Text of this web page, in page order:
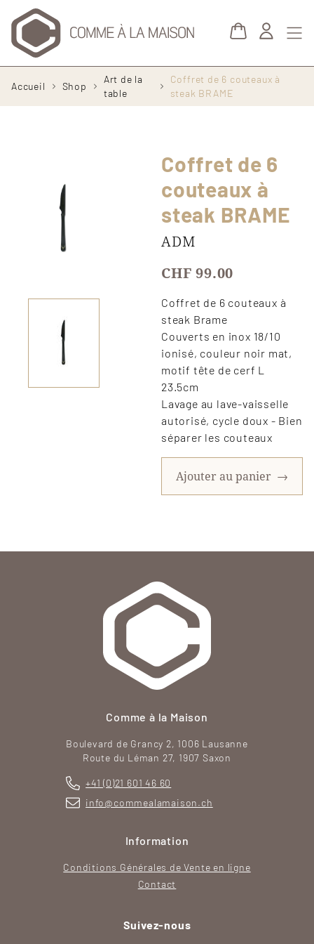
d'Ariane
Accueil Shop
Art de la
table
Coffret de 6 couteaux à
steak BRAME
Coffret de 6
couteaux à
steak BRAME
ADM
CHF 99.00
Coffret de 6 couteaux à
steak Brame
Couverts en inox 18/10
ionisé, couleur noir mat,
motif tête de cerf L
23.5cm
Lavage au lave-vaisselle
autorisé, cycle doux - Bien
séparer les couteaux
Ajouter au panier →
Comme à la Maison
Boulevard de Grancy 2, 1006 Lausanne
Route du Léman 27, 1907 Saxon
+41 (0)21 601 46 60
info@commealamaison.ch
Information
Conditions Générales de Vente en ligne
Contact
Suivez-nous